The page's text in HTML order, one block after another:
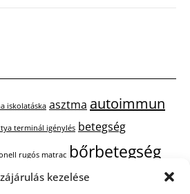
kezelése
iskolatáska asztma autoimmun
terminál igénylés betegség
rugós matrac bőrbetegség
cukorbetegség